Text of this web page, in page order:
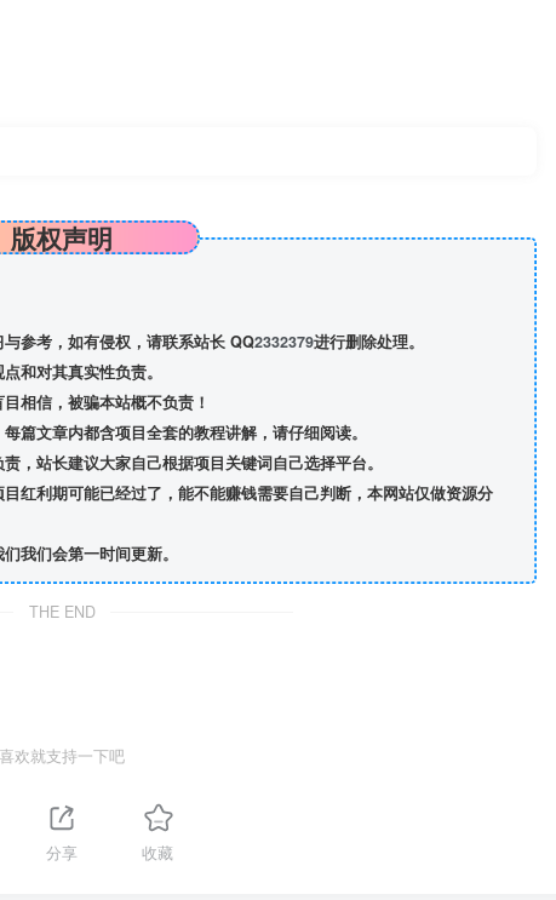
版权声明
参考，如有侵权，请联系站长 QQ2332379进行删除处理。
和对其真实性负责。
相信，被骗本站概不负责！
篇文章内都含项目全套的教程讲解，请仔细阅读。
，站长建议大家自己根据项目关键词自己选择平台。
红利期可能已经过了，能不能赚钱需要自己判断，本网站仅做资源分
我们会第一时间更新。
THE END
喜欢就支持一下吧
分享 收藏